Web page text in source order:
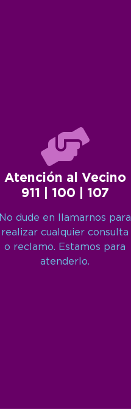
Atención al Vecino
911 | 100 | 107
No dude en llamarnos para
realizar cualquier consulta
o reclamo. Estamos para
atenderlo.